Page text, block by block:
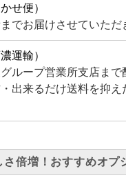
せ便）
でお届けさせていただ
運輸）
ループ営業所支店まで
出来るだけ送料を抑え
さ倍増！おすすめオプ